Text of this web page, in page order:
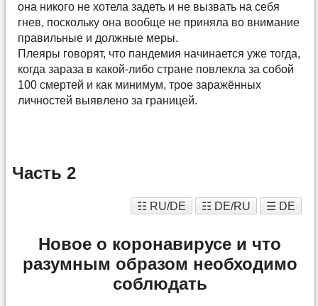
она никого не хотела задеть и не вызвать на себя
гнев, поскольку она вообще не приняла во внимание
правильные и должные меры.
Плеяры говорят, что пандемия начинается уже тогда,
когда зараза в какой-либо стране повлекла за собой
100 смертей и как минимум, трое заражённых
личностей выявлено за границей.
Часть 2
☷ RU/DE ☷ DE/RU ☰ DE
Новое о коронавирусе и что
разумным образом необходимо
соблюдать